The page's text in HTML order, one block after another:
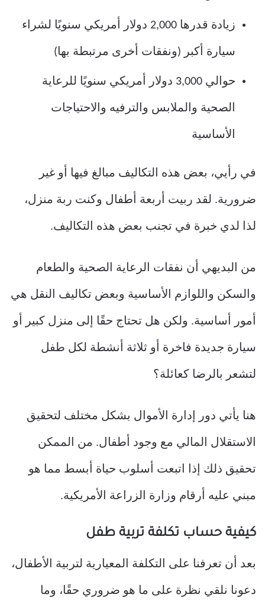
زيادة قدرها 2,000 دولار أمريكي سنويًا لشراء
سيارة أكبر (ونفقات أخرى مرتبطة بها)
حوالي 3,000 دولار أمريكي سنويًا للرعاية
الصحية والملابس والترفيه والاحتياجات
الأساسية
في رأيي، بعض هذه التكاليف مبالغ فيها أو غير
ضرورية. لقد ربيت أربعة أطفال وكنت ربة منزل،
لذا لدي خبرة في تجنب بعض هذه التكاليف.
من البديهي أن نفقات الرعاية الصحية والطعام
والسكن واللوازم الأساسية وبعض تكاليف النقل هي
أمور أساسية. ولكن هل تحتاج حقًا إلى منزل كبير أو
سيارة جديدة فاخرة أو ثلاثة أنشطة لكل طفل
لتشعر بالرضا كعائلة؟
هنا يأتي دور إدارة الأموال بشكل مختلف لتحقيق
الاستقلال المالي مع وجود أطفال. من الممكن
تحقيق ذلك إذا اتبعت أسلوب حياة أبسط مما هو
مبني عليه أرقام وزارة الزراعة الأمريكية.
كيفية حساب تكلفة تربية طفل
بعد أن تعرفنا على التكلفة المعيارية لتربية الأطفال،
دعونا نلقي نظرة على ما هو ضروري حقًا، وما